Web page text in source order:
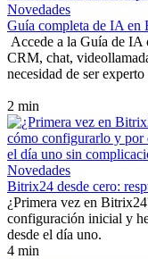
Novedades
Guía completa de IA en
Accede a la Guía de
CRM, chat,
necesidad de ser
2 min
Novedades
Bitrix24 desde cero:
¿Primera vez en
configuración inicial y
desde el día uno.
4 min